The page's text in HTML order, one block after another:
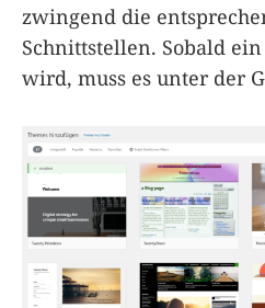
zwingend die
Schnittstellen. Sobald
wird, muss es unter der